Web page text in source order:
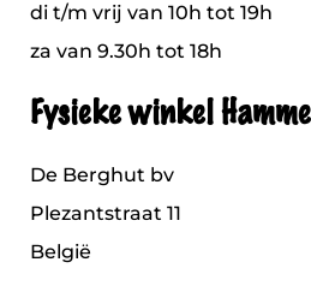
di t/m vrij van 10h tot 19h
za van 9.30h tot 18h
Fysieke winkel Hamme
De Berghut bv
Plezantstraat 11
België